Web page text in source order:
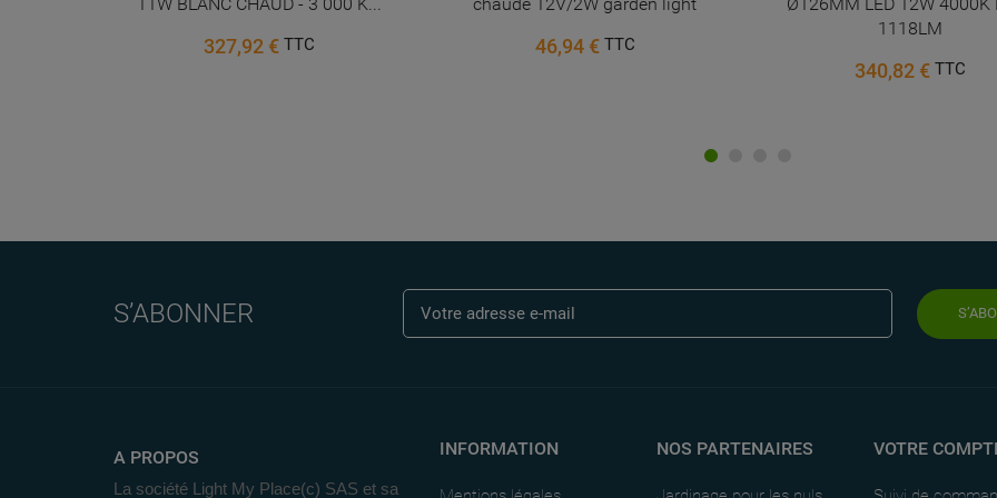
327,92 €TTC 46,94 € TTC
1118LM
340,82 €TTC
S’ABONNER
A PROPOS
La société Light My Place(c) SAS et sa
INFORMATION NOS PARTENAIRES VOTRE